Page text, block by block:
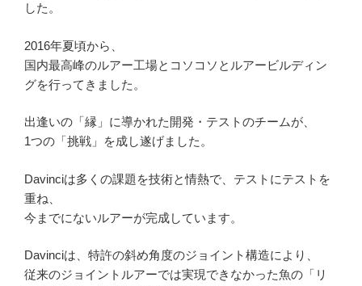
した。
2016年夏頃から、
国内最高峰のルアー工場とコソコソとルアービルディン
グを行ってきました。
出逢いの「縁」に導かれた開発・テストのチームが、
1つの「挑戦」を成し遂げました。
Davinciは多くの課題を技術と情熱で、テストにテストを
重ね、
今までにないルアーが完成しています。
Davinciは、特許の斜め角度のジョイント構造により、
従来のジョイントルアーでは実現できなかった魚の「リ